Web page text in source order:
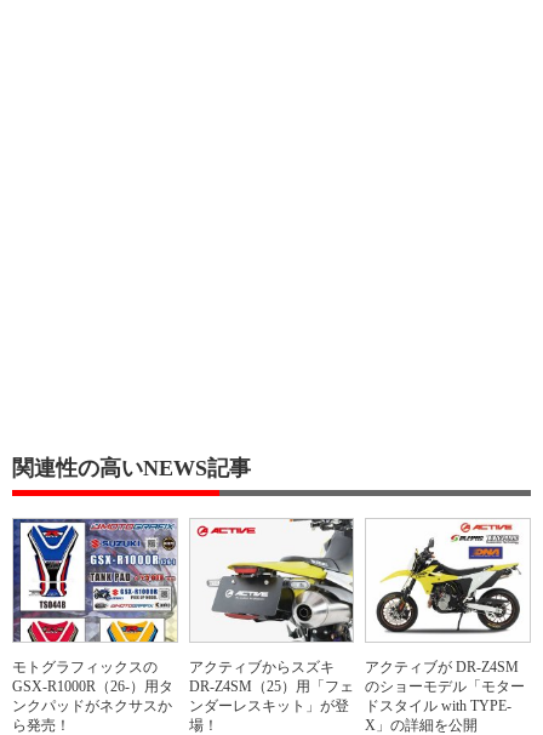
関連性の高いNEWS記事
モトグラフィックスの
GSX-R1000R（26-）用タ
ンクパッドがネクサスか
ら発売！
アクティブからスズキ
DR-Z4SM（25）用「フェ
ンダーレスキット」が登
場！
アクティブが DR-Z4SM
のショーモデル「モター
ドスタイル with TYPE-
X」の詳細を公開